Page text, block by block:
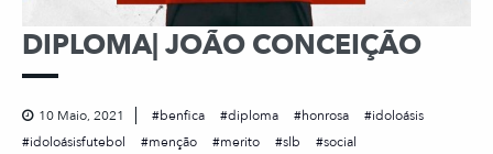
DIPLOMA| JOÃO CONCEIÇÃO
10 Maio, 2021 benfica diploma honrosa
idoloásis
idoloásisfutebol
menção merito slb social